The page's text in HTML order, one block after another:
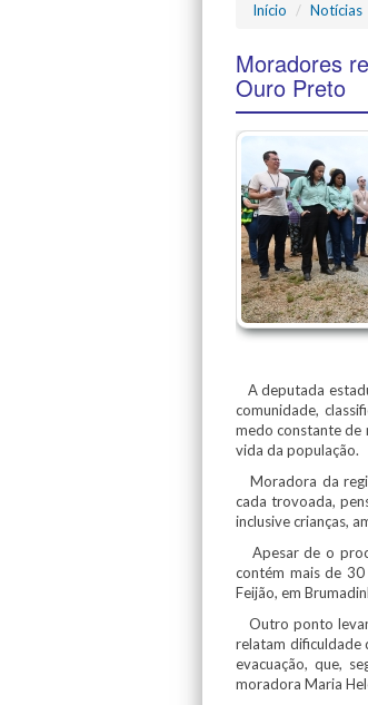
Início Notícias
Moradores
Ouro Preto
A deputada
comunidade,
medo constante de
vida da população.
Moradora da
cada trovoada,
inclusive crianças,
Apesar de o
contém mais de
Feijão, em
Outro ponto
relatam dificuldade
evacuação, que,
moradora Maria